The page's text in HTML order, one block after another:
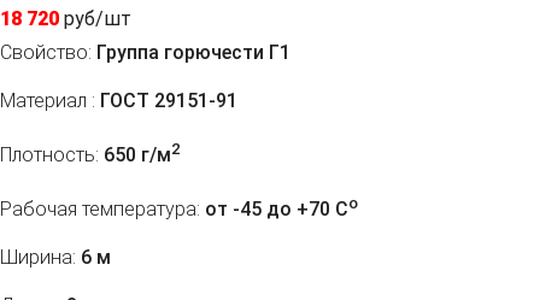
18 720 руб/шт
Свойство: Группа горючести Г1
Материал : ГОСТ 29151-91
Плотность: 650 г/м2
Рабочая температура: от -45 до +70 Co
Ширина: 6 м